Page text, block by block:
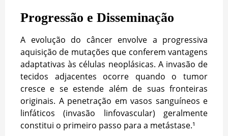
Progressão e Disseminação
A evolução do câncer envolve a progressiva
aquisição de mutações que conferem vantagens
adaptativas às células neoplásicas. A invasão de
tecidos adjacentes ocorre quando o tumor
cresce e se estende além de suas fronteiras
originais. A penetração em vasos sanguíneos e
linfáticos (invasão linfovascular) geralmente
constitui o primeiro passo para a metástase.¹